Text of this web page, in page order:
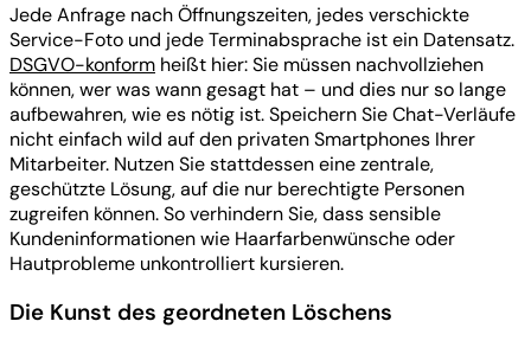
Jede Anfrage nach Öffnungszeiten, jedes verschickte
Service-Foto und jede Terminabsprache ist ein Datensatz.
DSGVO-konform heißt hier: Sie müssen nachvollziehen
können, wer was wann gesagt hat – und dies nur so lange
aufbewahren, wie es nötig ist. Speichern Sie Chat-Verläufe
nicht einfach wild auf den privaten Smartphones Ihrer
Mitarbeiter. Nutzen Sie stattdessen eine zentrale,
geschützte Lösung, auf die nur berechtigte Personen
zugreifen können. So verhindern Sie, dass sensible
Kundeninformationen wie Haarfarbenwünsche oder
Hautprobleme unkontrolliert kursieren.
Die Kunst des geordneten Löschens